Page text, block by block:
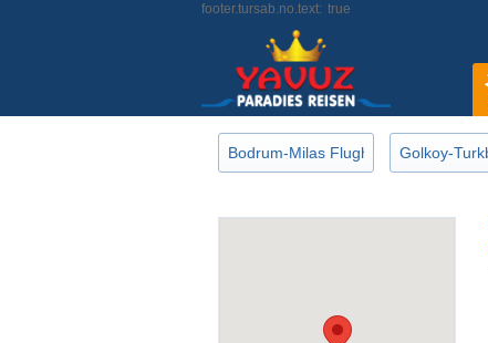
footer.tursab.no.text: true